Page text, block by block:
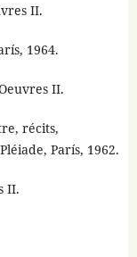
II.
1964.
II.
récits,
París, 1962.
II.